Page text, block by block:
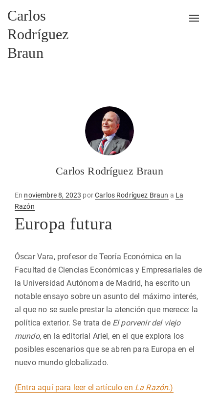
Carlos
Rodríguez
Braun
Carlos Rodríguez Braun
En Publicado
en
noviembre 8, 2023 porCarlos Rodríguez Braun a La
Razón
Europa futura
Óscar Vara, profesor de Teoría Económica en la
Facultad de Ciencias Económicas y Empresariales de
la Universidad Autónoma de Madrid, ha escrito un
notable ensayo sobre un asunto del máximo interés,
al que no se suele prestar la atención que merece: la
política exterior. Se trata de El porvenir del viejo
mundo, en la editorial Ariel, en el que explora los
posibles escenarios que se abren para Europa en el
nuevo mundo globalizado.
(Entra aquí para leer el artículo en La Razón.)